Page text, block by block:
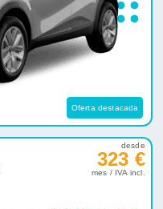
Oferta destacada
desde
323 €
mes / IVA incl.